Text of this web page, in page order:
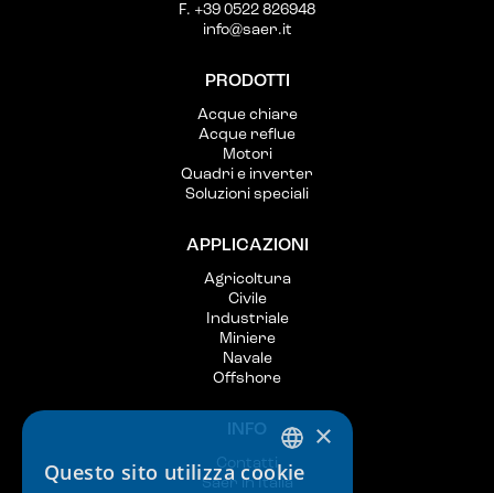
F. +39 0522 826948
info@saer.it
PRODOTTI
Acque chiare
Acque reflue
Motori
Quadri e inverter
Soluzioni speciali
APPLICAZIONI
Agricoltura
Civile
Industriale
Miniere
Navale
Offshore
INFO
Contatti
Saer in ItaliaITALIAN
×
Questo sito utilizza cookie